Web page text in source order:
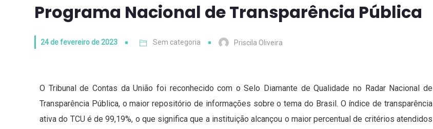
Programa Nacional de Transparência Pública
24 de fevereiro de 2023 Sem categoria Priscila Oliveira
O Tribunal de Contas da União foi reconhecido com o Selo Diamante de Qualidade no Radar Nacional de
Transparência Pública, o maior repositório de informações sobre o tema do Brasil. O índice de transparência
ativa do TCU é de 99,19%, o que significa que a instituição alcançou o maior percentual de critérios atendidos